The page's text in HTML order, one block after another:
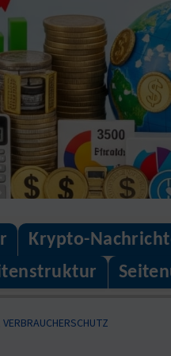
Krypto-